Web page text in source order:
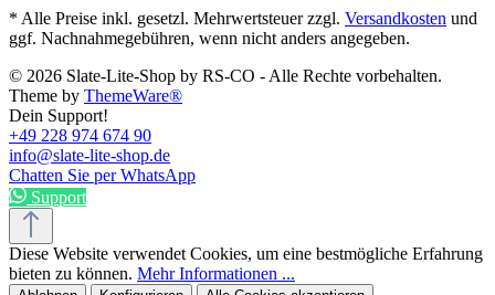
* Alle Preise inkl. gesetzl. Mehrwertsteuer zzgl. Versandkosten und
ggf. Nachnahmegebühren, wenn nicht anders angegeben.
© 2026 Slate-Lite-Shop by RS-CO - Alle Rechte vorbehalten.
Theme by ThemeWare®
Dein Support!
+49 228 974 674 90
info@slate-lite-shop.de
Chatten Sie per WhatsApp
Support
Diese Website verwendet Cookies, um eine bestmögliche Erfahrung
bieten zu können. Mehr Informationen ...